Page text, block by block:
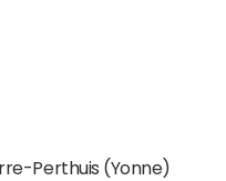
Perthuis (Yonne)